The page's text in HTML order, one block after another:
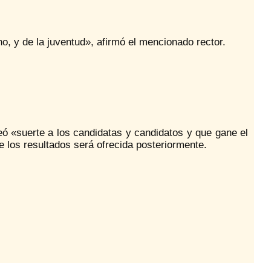
y de la juventud», afirmó el mencionado rector.
«suerte a los candidatas y candidatos y que gane el
los resultados será ofrecida posteriormente.